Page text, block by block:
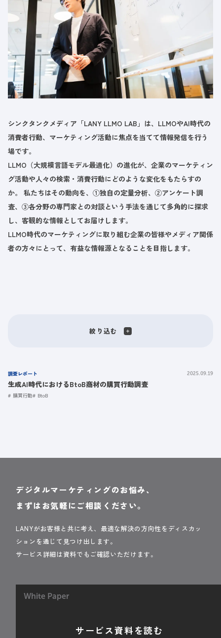
シンクタンクメディア「LANY LLMO LAB」は、LLMOやAI時代の
消費者行動、マーケティング活動に焦点を当てて情報発信を行う
場です。
LLMO（大規模言語モデル最適化）の進化が、企業のマーケティン
グ活動や人々の検索・消費行動にどのような変化をもたらすの
か。 私たちはその動向を、①独自の定量分析、②アンケート調
査、③各分野の専門家との対談という手法を通じて多角的に探求
し、客観的な情報としてお届けします。
LLMO時代のマーケティングに取り組む企業の皆様やメディア関係
者の方々にとって、有益な情報源となることを目指します。
絞り込む
調査レポート 2025.09.19
生成AI時代におけるBtoB商材の購買行動調査
購買行動 BtoB
デジタルマーケティングのお悩み、
まずはお気軽にご相談ください。
LANYがお客様と共に考え、最適な解決の方向性をディスカッ
ションを通じて見つけ出します。
サービス詳細は資料でもご確認いただけます。
White Paper
サービス資料を読む